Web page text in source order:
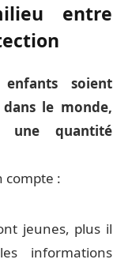
entre
soient
le monde,
une quantité
compte :
jeunes, plus il
informations